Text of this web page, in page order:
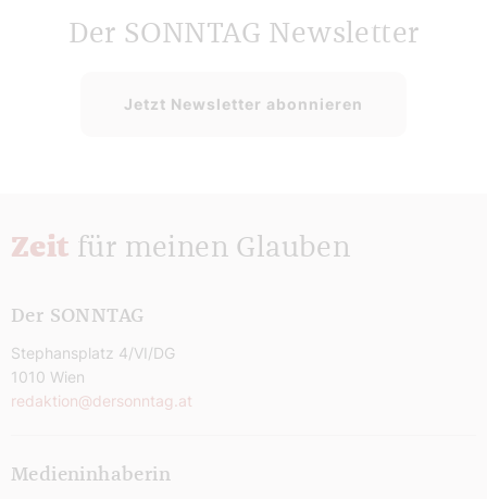
Der SONNTAG Newsletter
Jetzt Newsletter abonnieren
Zeit für meinen Glauben
Der SONNTAG
Stephansplatz 4/VI/DG
1010 Wien
redaktion@dersonntag.at
Medieninhaberin